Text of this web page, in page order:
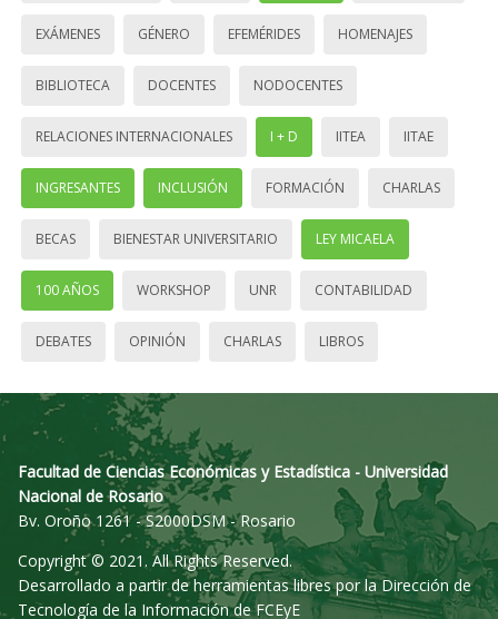
EXÁMENES GÉNERO EFEMÉRIDES HOMENAJES
BIBLIOTECA DOCENTES NODOCENTES
RELACIONES INTERNACIONALES I + D IITEA IITAE
INGRESANTES INCLUSIÓN FORMACIÓN CHARLAS
BECAS BIENESTAR UNIVERSITARIO LEY MICAELA
100 AÑOS WORKSHOP UNR CONTABILIDAD
DEBATES OPINIÓN CHARLAS LIBROS
Facultad de Ciencias Económicas y Estadística - Universidad
Nacional de Rosario
Bv. Oroño 1261 - S2000DSM - Rosario
Copyright © 2021. All Rights Reserved.
Desarrollado a partir de herramientas libres por la Dirección de
Tecnología de la Información de FCEyE